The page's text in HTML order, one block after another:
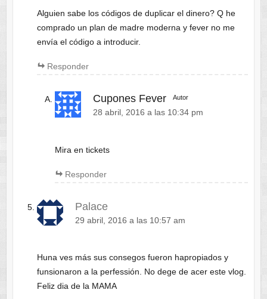
Alguien sabe los códigos de duplicar el dinero? Q he
comprado un plan de madre moderna y fever no me
envía el código a introducir.
Responder
Cupones Fever Autor
28 abril, 2016 a las 10:34 pm
Mira en tickets
Responder
Palace
29 abril, 2016 a las 10:57 am
Huna ves más sus consegos fueron hapropiados y
funsionaron a la perfessión. No dege de acer este vlog.
Feliz dia de la MAMA